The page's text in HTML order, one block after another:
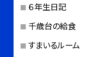
６年生日記
千歳台の給食
すまいるルーム